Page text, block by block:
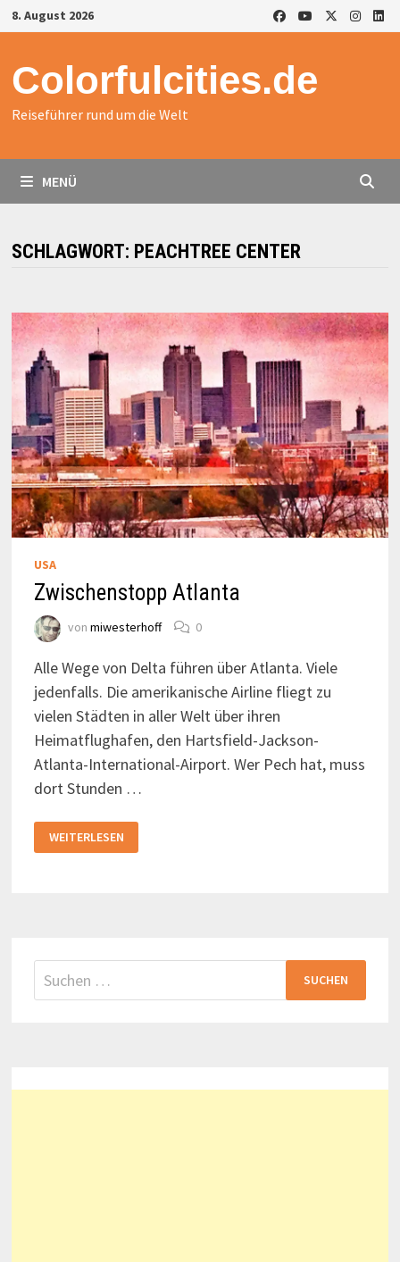
Zurück
zum
8. August 2026
Colorfulcities.de
Reiseführer rund um die Welt
MENÜ
SCHLAGWORT: PEACHTREE CENTER
USA
Zwischenstopp Atlanta
von miwesterhoff 0
Alle Wege von Delta führen über Atlanta. Viele
jedenfalls. Die amerikanische Airline fliegt zu
vielen Städten in aller Welt über ihren
Heimatflughafen, den Hartsfield-Jackson-
Atlanta-International-Airport. Wer Pech hat, muss
dort Stunden …
ATLANTA
WEITERLESEN
Suchen
nach: